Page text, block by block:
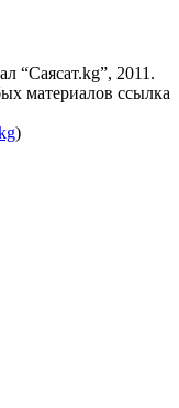
“Саясат.kg”, 2011.
материалов ссылка
)